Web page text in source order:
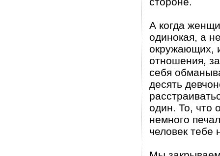
А когда
одинокая, а
окружающих,
отношения,
себя
десять
один. То, что
немного
человек тебе